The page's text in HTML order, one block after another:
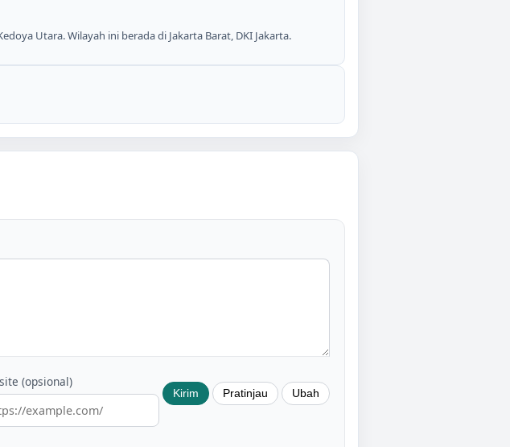
Utara. Wilayah ini berada di Jakarta Barat, DKI Jakarta.
(opsional)